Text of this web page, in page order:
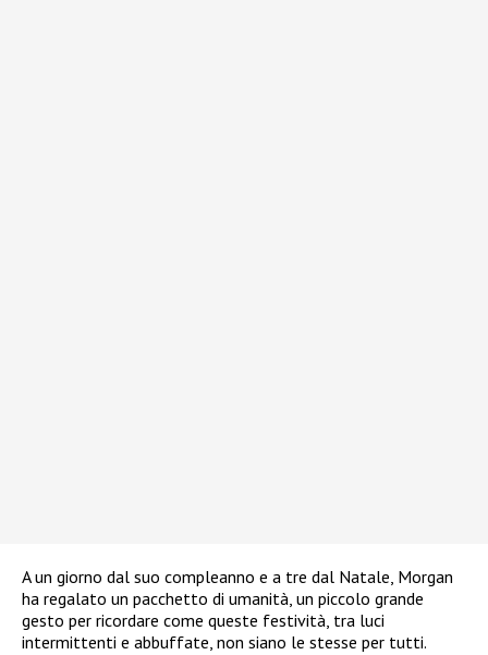
A un giorno dal suo compleanno e a tre dal Natale, Morgan
ha regalato un pacchetto di umanità, un piccolo grande
gesto per ricordare come queste festività, tra luci
intermittenti e abbuffate, non siano le stesse per tutti.